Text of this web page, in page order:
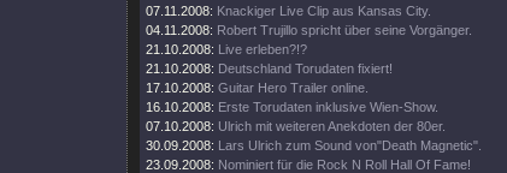
07.11.2008: Knackiger Live Clip aus Kansas City.
04.11.2008: Robert Trujillo spricht über seine Vorgänger.
21.10.2008: Live erleben?!?
21.10.2008: Deutschland Torudaten fixiert!
17.10.2008: Guitar Hero Trailer online.
16.10.2008: Erste Torudaten inklusive Wien-Show.
07.10.2008: Ulrich mit weiteren Anekdoten der 80er.
30.09.2008: Lars Ulrich zum Sound von"Death Magnetic".
23.09.2008: Nominiert für die Rock N Roll Hall Of Fame!